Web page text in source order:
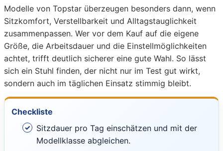
Modelle von Topstar überzeugen besonders dann, wenn
Sitzkomfort, Verstellbarkeit und Alltagstauglichkeit
zusammenpassen. Wer vor dem Kauf auf die eigene
Größe, die Arbeitsdauer und die Einstellmöglichkeiten
achtet, trifft deutlich sicherer eine gute Wahl. So lässt
sich ein Stuhl finden, der nicht nur im Test gut wirkt,
sondern auch im täglichen Einsatz stimmig bleibt.
Checkliste
Sitzdauer pro Tag einschätzen und mit der
Modellklasse abgleichen.